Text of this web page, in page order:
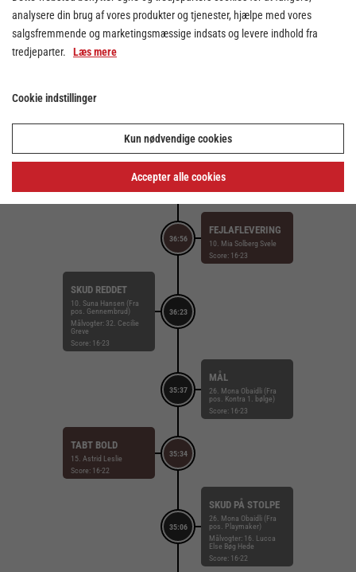
SKUD REDDET
16. Lucca Else Bøg
Hede
BOLDEROBRING
36:56
FEJLAFLEVERING
10. Mia Solberg Svele
Score: 16-23
36:23
SKUD REDDET
10. Suna Hansen (Fra
pos. Gennembrud)
Målvogter: 32. Cecilie
Greve
Score: 16-23
35:37
MÅL
26. Mona Obaidli (Fra
pos. Kontra 1. bølge)
Score: 16-23
35:34
TABT BOLD
15. Astrid Leslie
Score: 16-22
35:06
SKUD PÅ STOLPE
26. Mona Obaidli (Fra
pos. Playmaker)
Målvogter: 16. Lucca
Else Bøg Hede
Score: 16-22
analysere din brug af vores produkter og tjenester, hjælpe med vores
salgsfremmende og marketingsmæssige indsats og levere indhold fra
tredjeparter. Læs mere
Cookie indstillinger
Kun nødvendige cookies
Accepter alle cookies